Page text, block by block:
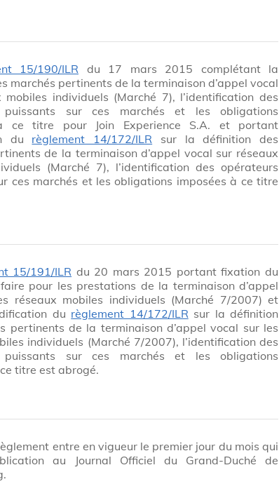
15/190/ILR du 17 mars 2015 complétant la
marchés pertinents de la terminaison d’appel vocal
mobiles individuels (Marché 7), l’identification des
puissants sur ces marchés et les obligations
ce titre pour Join Experience S.A. et portant
du règlement 14/172/ILR sur la définition des
de la terminaison d’appel vocal sur réseaux
(Marché 7), l’identification des opérateurs
ces marchés et les obligations imposées à ce titre
15/191/ILR du 20 mars 2015 portant fixation du
pour les prestations de la terminaison d’appel
réseaux mobiles individuels (Marché 7/2007) et
du règlement 14/172/ILR sur la définition
pertinents de la terminaison d’appel vocal sur les
individuels (Marché 7/2007), l’identification des
puissants sur ces marchés et les obligations
titre est abrogé.
entre en vigueur le premier jour du mois qui
au Journal Officiel du Grand-Duché de